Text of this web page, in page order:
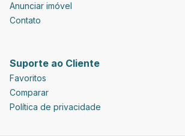
Anunciar imóvel
Contato
Suporte ao Cliente
Favoritos
Comparar
Política de privacidade